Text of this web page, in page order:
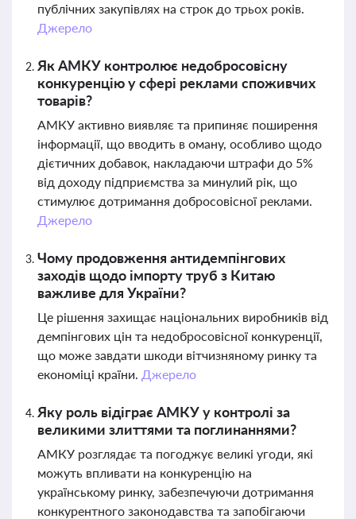
публічних закупівлях на строк до трьох років.
Джерело
Як АМКУ контролює недобросовісну
конкуренцію у сфері реклами споживчих
товарів?
АМКУ активно виявляє та припиняє поширення
інформації, що вводить в оману, особливо щодо
дієтичних добавок, накладаючи штрафи до 5%
від доходу підприємства за минулий рік, що
стимулює дотримання добросовісної реклами.
Джерело
Чому продовження антидемпінгових
заходів щодо імпорту труб з Китаю
важливе для України?
Це рішення захищає національних виробників від
демпінгових цін та недобросовісної конкуренції,
що може завдати шкоди вітчизняному ринку та
економіці країни. Джерело
Яку роль відіграє АМКУ у контролі за
великими злиттями та поглинаннями?
АМКУ розглядає та погоджує великі угоди, які
можуть впливати на конкуренцію на
українському ринку, забезпечуючи дотримання
конкурентного законодавства та запобігаючи